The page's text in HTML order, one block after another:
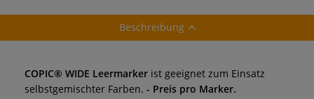
Beschreibung
COPIC® WIDE Leermarker ist geeignet zum Einsatz
selbstgemischter Farben. - Preis pro Marker.